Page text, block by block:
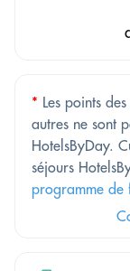
* Les points
autres ne sont
HotelsByDay.
séjours
programme de